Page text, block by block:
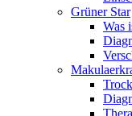
Grüner Star
Was